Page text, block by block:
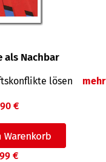
als Nachbar
lösen mehr
€
€